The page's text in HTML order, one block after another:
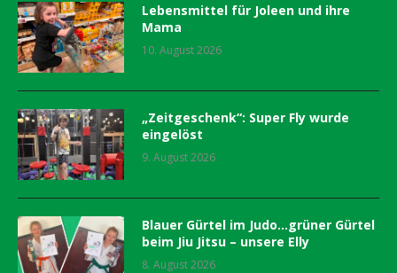
Lebensmittel für Joleen und ihre
Mama
10. August 2026
„Zeitgeschenk“: Super Fly wurde
eingelöst
9. August 2026
Blauer Gürtel im Judo…grüner Gürtel
beim Jiu Jitsu – unsere Elly
8. August 2026